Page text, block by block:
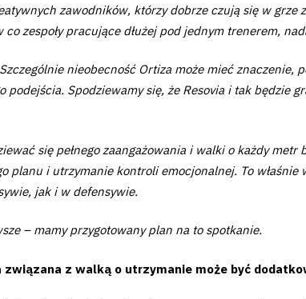
zawodników, którzy dobrze czują się w grze
zespoły pracujące dłużej pod jednym trenerem,
nieobecność Ortiza może mieć
Spodziewamy się, że Resovia i tak będzie
się pełnego zaangażowania i walki o każdy
planu i utrzymanie kontroli emocjonalnej. To
jak i w defensywie.
– mamy przygotowany plan na to spotkanie.
związana z walką o utrzymanie może być